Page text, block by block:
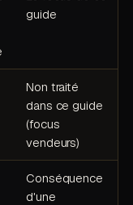
guide
Non traité
dans ce guide
(focus
vendeurs)
Conséquence
d'une